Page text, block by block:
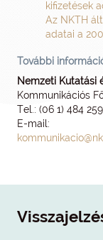
kifizetések
Az NKTH
adatai a
További
Nemzeti Kutatási
Kommunikációs
Tel.: (06 1) 484
E-